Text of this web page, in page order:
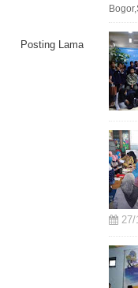
Posting Lama
27/